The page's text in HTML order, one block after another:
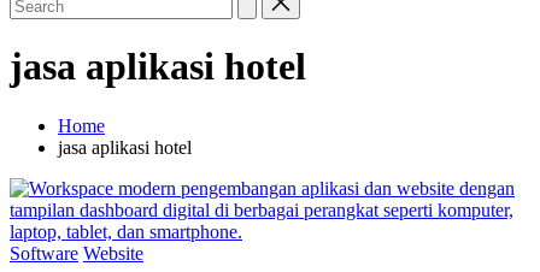
jasa aplikasi hotel
Home
jasa aplikasi hotel
Posted
Software Website